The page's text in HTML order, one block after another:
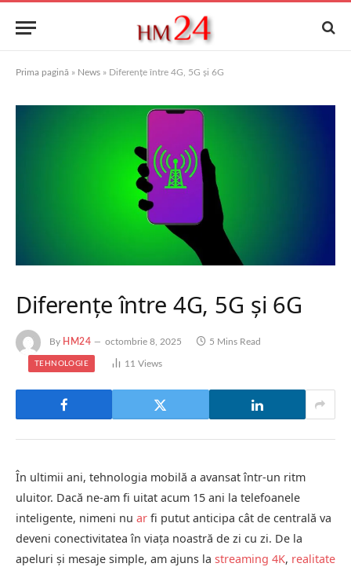
Prima pagină » News » Diferențe între 4G, 5G și 6G
Diferențe între 4G, 5G și 6G
By HM24 octombrie 8, 2025 5 Mins Read
TEHNOLOGIE 11 Views
În ultimii ani, tehnologia mobilă a avansat într-un ritm
uluitor. Dacă ne-am fi uitat acum 15 ani la telefoanele
inteligente, nimeni nu ar fi putut anticipa cât de centrală va
deveni conectivitatea în viața noastră de zi cu zi. De la
apeluri și mesaje simple, am ajuns la streaming 4K, realitate